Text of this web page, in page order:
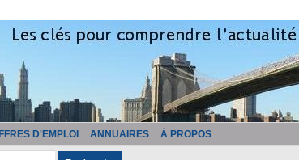
D'EMPLOI ANNUAIRES À PROPOS